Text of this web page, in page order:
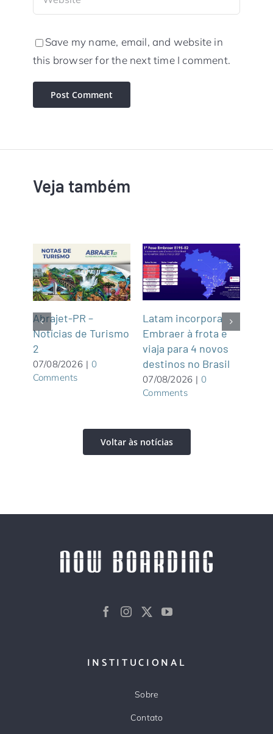
Save my name, email, and website in
this browser for the next time I comment.
Veja também
Abrajet-PR –
Notícias de Turismo
2
07/08/2026 | 0
Comments
Latam incorpora
Embraer à frota e
viaja para 4 novos
destinos no Brasil
07/08/2026 | 0
Comments
Voltar às notícias
INSTITUCIONAL
Sobre
Contato